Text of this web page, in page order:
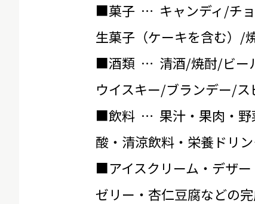
■菓子 … キャンディ/チ
生菓子（ケーキを含む）/
■酒類 … 清酒/焼酎/ビー
ウイスキー/ブランデー/
■飲料 … 果汁・果肉・野
酸・清涼飲料・栄養ドリ
■アイスクリーム・デザ
ゼリー・杏仁豆腐などの